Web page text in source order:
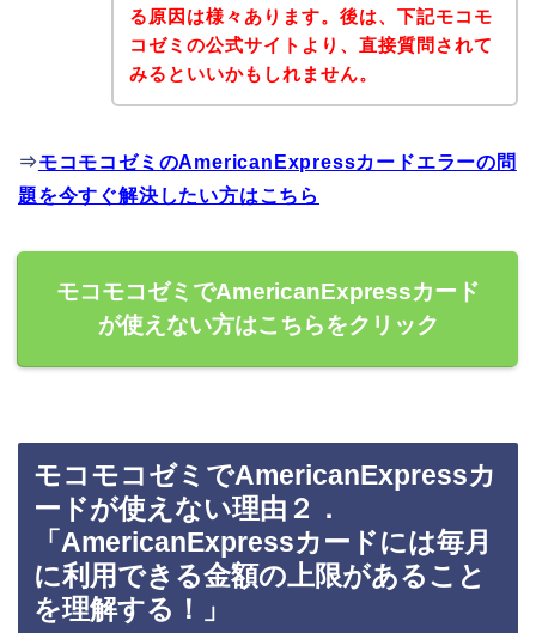
る原因は様々あります。後は、下記モコモ
コゼミの公式サイトより、直接質問されて
みるといいかもしれません。
⇒モコモコゼミのAmericanExpressカードエラーの問
題を今すぐ解決したい方はこちら
モコモコゼミでAmericanExpressカード
が使えない方はこちらをクリック
モコモコゼミでAmericanExpressカ
ードが使えない理由２．
「AmericanExpressカードには毎月
に利用できる金額の上限があること
を理解する！」